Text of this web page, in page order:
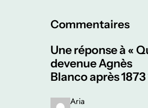
Commentaires
Une réponse à «
devenue Agnès
Blanco après 1873
Aria